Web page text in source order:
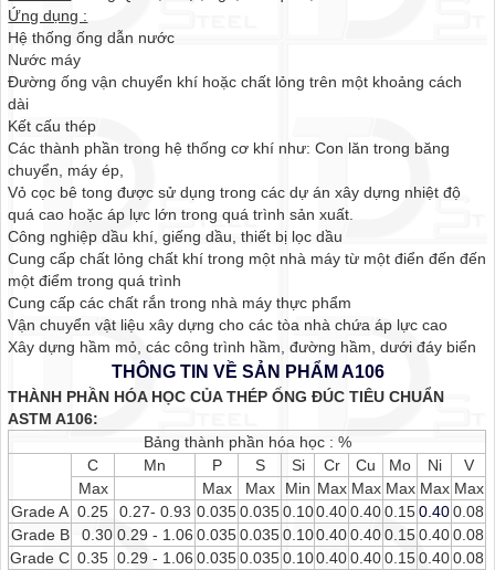
Ứng dụng :
Hệ thống ống dẫn nước
Nước máy
Đường ống vận chuyển khí hoặc chất lỏng trên một khoảng cách
dài
Kết cấu thép
Các thành phần trong hệ thống cơ khí như: Con lăn trong băng
chuyển, máy ép,
Vỏ cọc bê tong được sử dụng trong các dự án xây dựng nhiệt độ
quá cao hoặc áp lực lớn trong quá trình sản xuất.
Công nghiệp dầu khí, giếng dầu, thiết bị lọc dầu
Cung cấp chất lỏng chất khí trong một nhà máy từ một điển đến đến
một điểm trong quá trình
Cung cấp các chất rắn trong nhà máy thực phẩm
Vận chuyển vật liệu xây dựng cho các tòa nhà chứa áp lực cao
Xây dựng hầm mỏ, các công trình hầm, đường hầm, dưới đáy biển
THÔNG TIN VỀ SẢN PHẨM A106
THÀNH PHẦN HÓA HỌC CỦA THÉP ỐNG ĐÚC TIÊU CHUẨN
ASTM A106:
Bảng thành phần hóa học : %
C
Mn P S Si Cr Cu Mo Ni
V
Max
Max Max Min Max Max Max Max Max
Grade A 0.25 0.27- 0.93 0.035 0.0350.100.40 0.40 0.15 0.40 0.08
Grade B
0.30 0.29 - 1.06 0.035 0.0350.100.40 0.40 0.15 0.40 0.08
Grade C 0.35 0.29 - 1.06 0.035 0.0350.100.40 0.40 0.15 0.40 0.08